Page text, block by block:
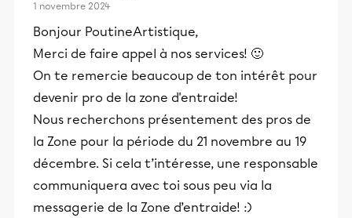
1 novembre 2024
Bonjour PoutineArtistique,
Merci de faire appel à nos services! 🙂
On te remercie beaucoup de ton intérêt pour
devenir pro de la zone d'entraide!
Nous recherchons présentement des pros de
la Zone pour la période du 21 novembre au 19
décembre. Si cela t’intéresse, une responsable
communiquera avec toi sous peu via la
messagerie de la Zone d’entraide! :)